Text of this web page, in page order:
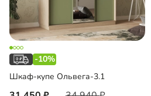
-10%
Шкаф-купе Ольвега-3.1